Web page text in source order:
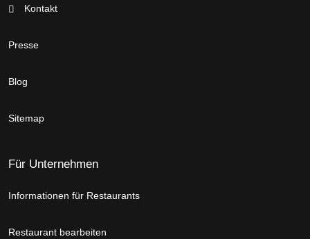
Kontakt
Presse
Blog
Sitemap
Für Unternehmen
Informationen für Restaurants
Restaurant bearbeiten